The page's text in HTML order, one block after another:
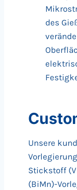
des
Unsere
Stickstoff
(BiMn)-